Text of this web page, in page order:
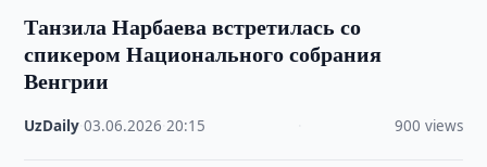
Танзила Нарбаева встретилась со
спикером Национального собрания
Венгрии
UzDaily ·03.06.2026 ·20:15 900 views